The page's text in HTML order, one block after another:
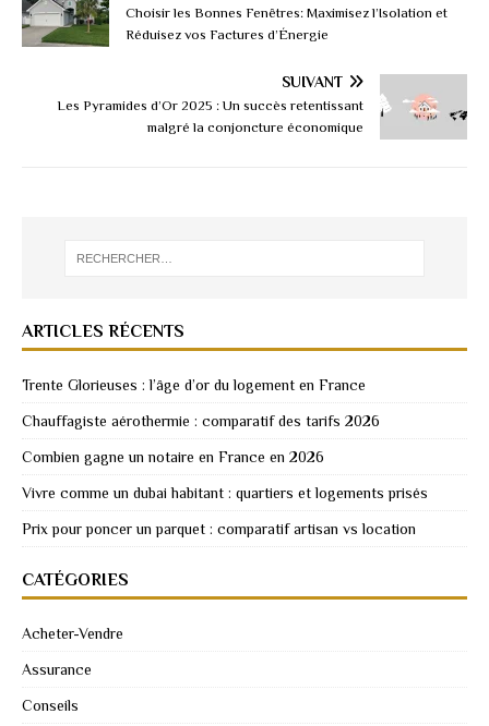
Choisir les Bonnes Fenêtres: Maximisez l’Isolation et
Réduisez vos Factures d’Énergie
SUIVANT
Les Pyramides d’Or 2025 : Un succès retentissant
malgré la conjoncture économique
ARTICLES RÉCENTS
Trente Glorieuses : l’âge d’or du logement en France
Chauffagiste aérothermie : comparatif des tarifs 2026
Combien gagne un notaire en France en 2026
Vivre comme un dubai habitant : quartiers et logements prisés
Prix pour poncer un parquet : comparatif artisan vs location
CATÉGORIES
Acheter-Vendre
Assurance
Conseils